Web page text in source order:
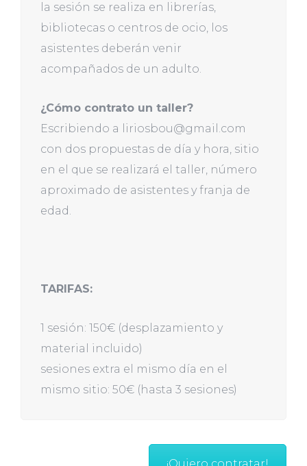
la sesión se realiza en librerías,
bibliotecas o centros de ocio, los
asistentes deberán venir
acompañados de un adulto.
¿Cómo contrato un taller?
Escribiendo a liriosbou@gmail.com
con dos propuestas de día y hora, sitio
en el que se realizará el taller, número
aproximado de asistentes y franja de
edad.
TARIFAS:
1 sesión: 150€ (desplazamiento y
material incluido)
sesiones extra el mismo día en el
mismo sitio: 50€ (hasta 3 sesiones)